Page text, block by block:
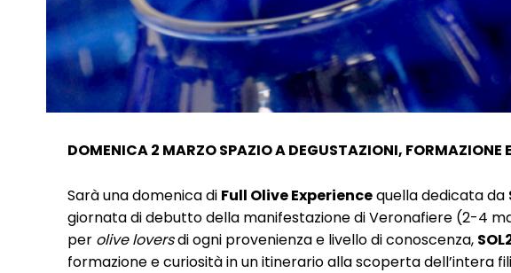
DOMENICA 2 MARZO SPAZIO A DEGUSTAZIONI, FORMAZIONE
Sarà una domenica di Full Olive Experiencequella dedicata da
giornata di debutto della manifestazione di Veronafiere (2-4
per olive loversdi ogni provenienza e livello di conoscenza,
formazione e curiosità in un itinerario alla scoperta dell’intera